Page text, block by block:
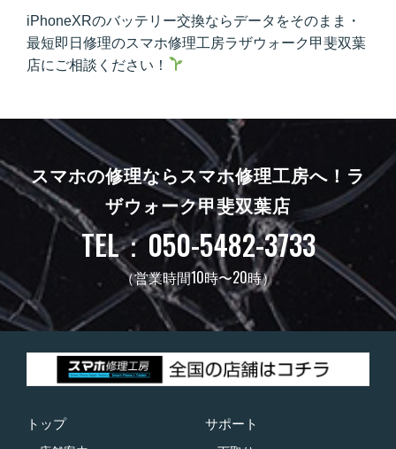
iPhoneXRのバッテリー交換ならデータをそのまま・
最短即日修理のスマホ修理工房ラザウォーク甲斐双葉
店にご相談ください！
スマホの修理ならスマホ修理工房へ！ ラ
ザウォーク甲斐双葉店
TEL：050-5482-3733
（営業時間10時〜20時）
トップ サポート